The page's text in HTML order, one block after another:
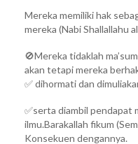
Mereka memiliki hak
mereka (Nabi Shallallahu
🚫Mereka tidaklah
akan tetapi mereka
✅ dihormati dan
✅serta diambil pendapat
ilmu.Barakallah fikum
Konsekuen dengannya.